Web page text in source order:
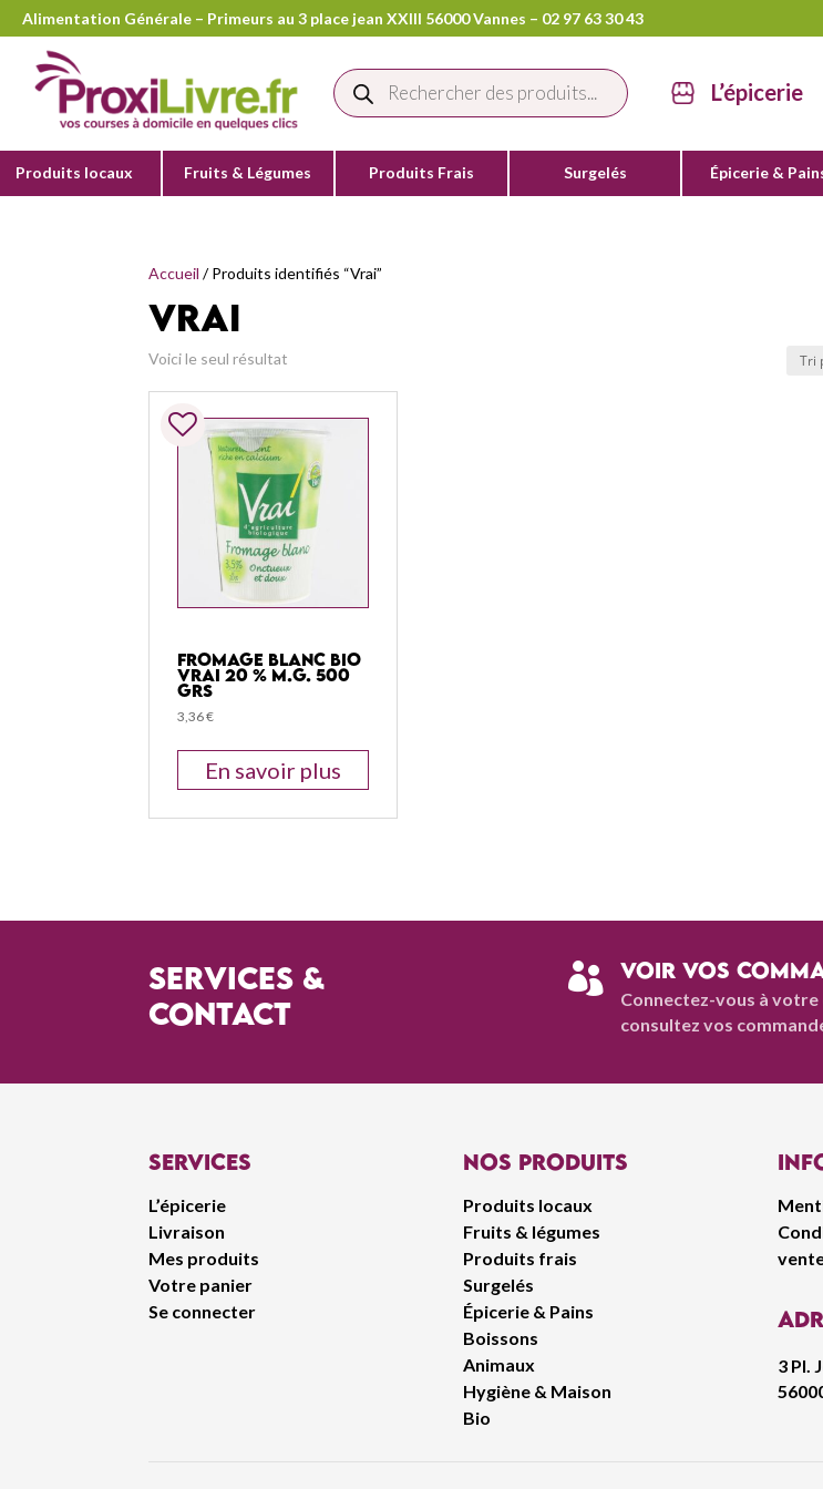
Alimentation Générale – Primeurs au 3 place jean XXIII 56000 Vannes – 02 97 63 30 43
Recherche
de
produits
L’épicerie
Produits locaux Fruits & Légumes Produits Frais Surgelés Épicerie &
Accueil / Produits identifiés “Vrai”
Vrai
Voici le seul résultat
Fromage Blanc Bio
Vrai 20 % M.G. 500
grs
3,36€
En savoir plus
Services &
contact
 Voir vos
Connectez-vous à
consultez vos
Services
L’épicerie
Livraison
Mes produits
Votre panier
Se connecter
Nos produits
Produits locaux
Fruits & légumes
Produits frais
Surgelés
Épicerie & Pains
Boissons
Animaux
Hygiène & Maison
Bio
3 Pl.